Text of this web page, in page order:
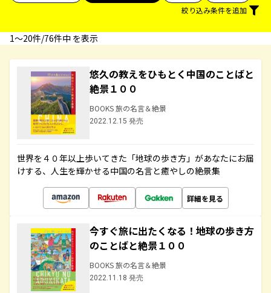
絞り込み条件を追加
1〜20件/76件中 を表示
悠久の教えをひもとく中国のことばと
絶景１００
BOOKS 旅の名言＆絶景
2022.12.15 発売
世界を４０年以上歩いてきた「地球の歩き方」があなたにお届
けする、人生を輝かせる中国の名言と癒やしの絶景集
詳細を見る
今すぐ旅に出たくなる！地球の歩き方
のことばと絶景１００
BOOKS 旅の名言＆絶景
2022.11.18 発売